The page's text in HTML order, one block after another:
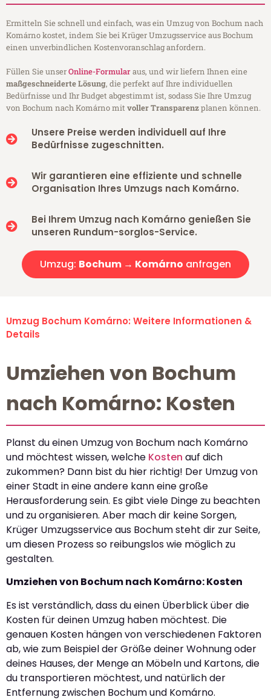
Ermitteln Sie schnell und einfach, was ein Umzug von Bochum nach
Komárno kostet, indem Sie bei Krüger Umzugsservice aus Bochum
einen unverbindlichen Kostenvoranschlag anfordern.
Füllen Sie unserOnline-Formularaus, und wir liefern Ihnen eine
maßgeschneiderte Lösung, die perfekt auf Ihre individuellen
Bedürfnisse und Ihr Budget abgestimmt ist, sodass Sie Ihre Umzug
von Bochum nach Komárno mitvoller Transparenzplanen können.
Unsere Preise werden individuell auf Ihre
Bedürfnisse zugeschnitten.
Wir garantieren eine effiziente und schnelle
Organisation Ihres Umzugs nach Komárno.
Bei Ihrem Umzug nach Komárno genießen Sie
unseren Rundum-sorglos-Service.
Umzug: Bochum → Komárno anfragen
Umzug Bochum Komárno: Weitere Informationen &
Details
Umziehen von Bochum
nach Komárno: Kosten
Planst du einen Umzug von Bochum nach Komárno
und möchtest wissen, welche Kosten auf dich
zukommen? Dann bist du hier richtig! Der Umzug von
einer Stadt in eine andere kann eine große
Herausforderung sein. Es gibt viele Dinge zu beachten
und zu organisieren. Aber mach dir keine Sorgen,
Krüger Umzugsservice aus Bochum steht dir zur Seite,
um diesen Prozess so reibungslos wie möglich zu
gestalten.
Umziehen von Bochum nach Komárno: Kosten
Es ist verständlich, dass du einen Überblick über die
Kosten für deinen Umzug haben möchtest. Die
genauen Kosten hängen von verschiedenen Faktoren
ab, wie zum Beispiel der Größe deiner Wohnung oder
deines Hauses, der Menge an Möbeln und Kartons, die
du transportieren möchtest, und natürlich der
Entfernung zwischen Bochum und Komárno.